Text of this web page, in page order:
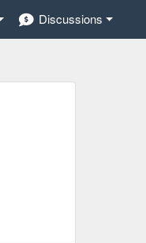
Discussions